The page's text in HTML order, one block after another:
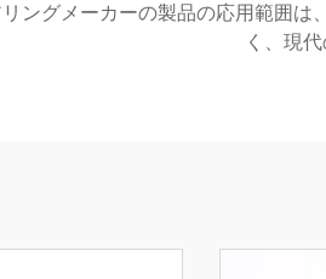
ングメーカーの製品の応用範囲
く、現